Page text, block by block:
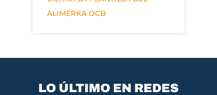
ALIMERKA OCB
LO ÚLTIMO EN REDES